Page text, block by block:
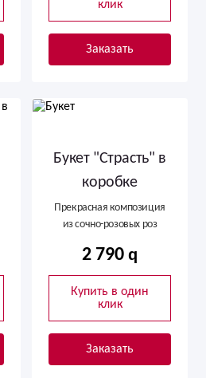
клик
Заказать
Букет "Страсть" в
коробке
Прекрасная композиция
из сочно-розовых роз
2 790
Купить в один
клик
Заказать